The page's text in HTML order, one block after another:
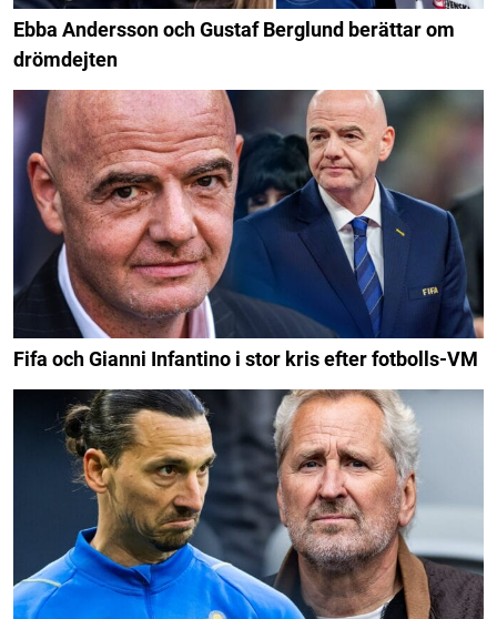
Ebba Andersson och Gustaf Berglund berättar om
drömdejten
Fifa och Gianni Infantino i stor kris efter fotbolls-VM